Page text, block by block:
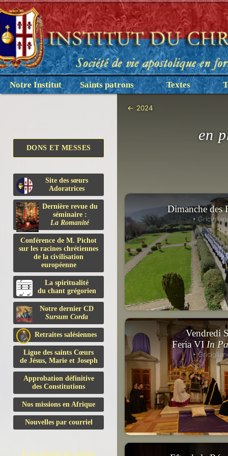
Notre Institut Saints patrons Textes
DONS ET MESSES
Site des sœurs
Adoratrices
Dernière revue du
séminaire :
La Romanité
Conférence de M. Pichot
sur les racines chrétiennes
de la civilisation
européenne
La spiritualité
du chant grégorien
Notre dernier CD
Sursum Corda
Retraites salésiennes
Ligue des saints Cœurs
de Jésus, Marie et Joseph
Approbation définitive
des Constitutions
Nos missions en Afrique
Nouvelles par courriel
Il est interdit de publier
← 2024
en
Dimanche des
•
Vendredi
Feria VIIn
•